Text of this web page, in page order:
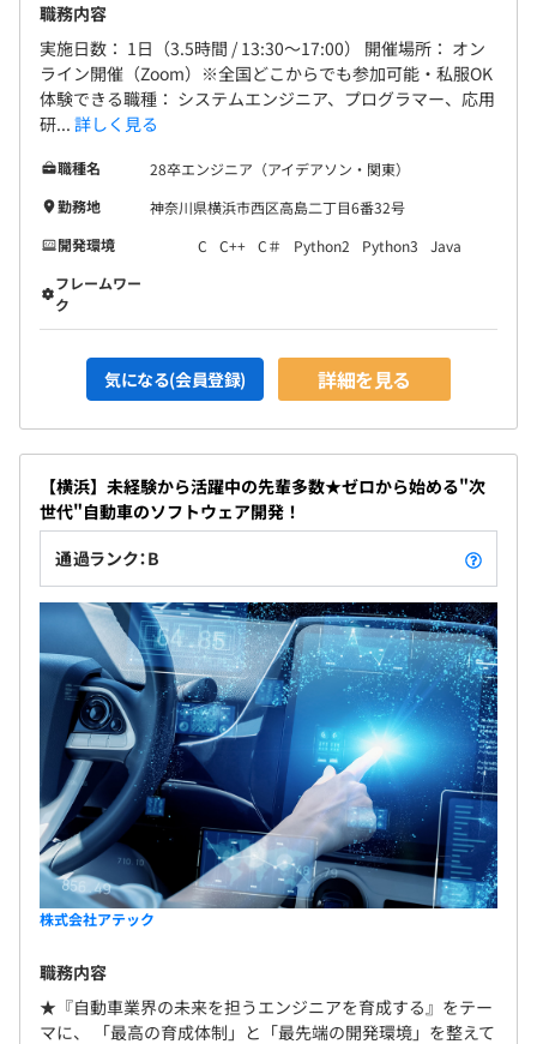
職務内容
実施日数： 1日（3.5時間 / 13:30～17:00） 開催場所： オン
ライン開催（Zoom）※全国どこからでも参加可能・私服OK
体験できる職種： システムエンジニア、プログラマー、応用
研... 詳しく見る
職種名
28卒エンジニア（アイデアソン・関東）
勤務地
神奈川県横浜市西区高島二丁目6番32号
開発環境
C C++ C＃ Python2 Python3
Java
フレームワー
ク
気になる(会員登録) 詳細を見る
【横浜】未経験から活躍中の先輩多数★ゼロから始める"次
世代"自動車のソフトウェア開発！
通過ランク：B
株式会社アテック
職務内容
★『自動車業界の未来を担うエンジニアを育成する』をテー
マに、 「最高の育成体制」と「最先端の開発環境」を整えて